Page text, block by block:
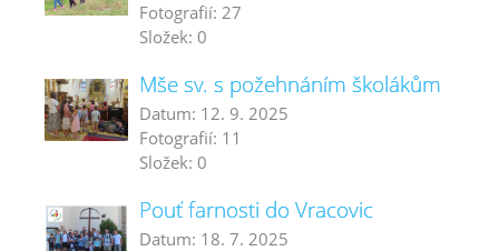
Fotografií: 27
Složek: 0
Mše sv. s požehnáním školákům
Datum: 12. 9. 2025
Fotografií: 11
Složek: 0
Pouť farnosti do Vracovic
Datum: 18. 7. 2025